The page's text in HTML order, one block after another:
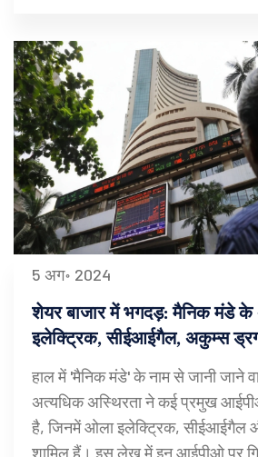
5 अग॰ 2024
शेयर बाजार में भगदड़: मैनिक मंडे
इलेक्ट्रिक, सीईआईगैल, अकुम्स
जीएमपी की स्थिति
हाल में 'मैनिक मंडे' के नाम से जानी जाने
अत्यधिक अस्थिरता ने कई प्रमुख
है, जिनमें ओला इलेक्ट्रिक, सीईआईगैल
शामिल हैं। इस लेख में इन आईपीओ पर